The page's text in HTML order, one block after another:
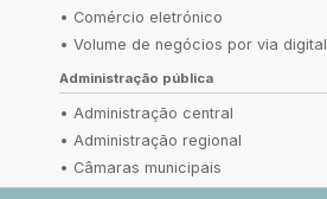
• Comércio eletrónico
• Volume de negócios por via digital
Administração pública
• Administração central
• Administração regional
• Câmaras municipais